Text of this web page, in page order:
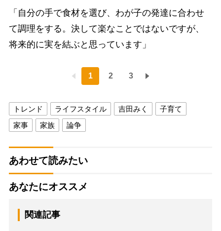
「自分の手で食材を選び、わが子の発達に合わせ
て調理をする。決して楽なことではないですが、
将来的に実を結ぶと思っています」
1 2 3
トレンド ライフスタイル 吉田みく
子育て
家事
家族 論争
あわせて読みたい
あなたにオススメ
関連記事